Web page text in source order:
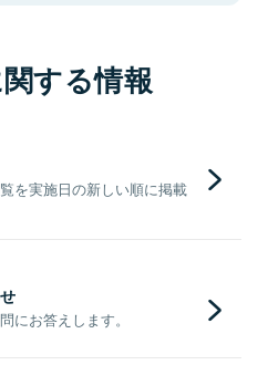
する情報
を実施日の新しい順に掲載
にお答えします。